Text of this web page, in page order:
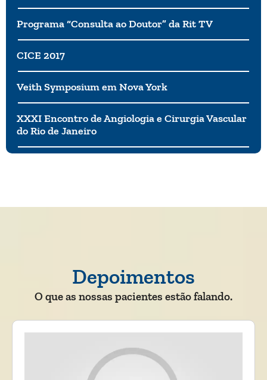
Programa “Consulta ao Doutor” da Rit TV
CICE 2017
Veith Symposium em Nova York
XXXI Encontro de Angiologia e Cirurgia Vascular
do Rio de Janeiro
Depoimentos
O que as nossas pacientes estão falando.